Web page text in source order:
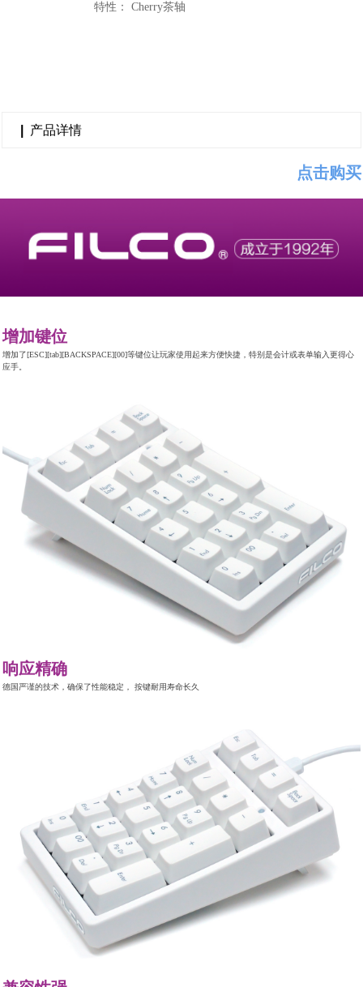
特性： Cherry茶轴
点击购买
增加键位
增加了[ESC][tab][BACKSPACE][00]等键位让玩家使用起来方便快捷，特别是会计或表单输入更得心
应手。
响应精确
德国严谨的技术，确保了性能稳定， 按键耐用寿命长久
产品详情